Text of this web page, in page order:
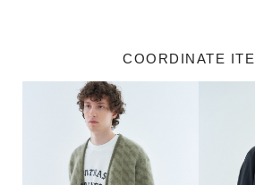
COORDINATE